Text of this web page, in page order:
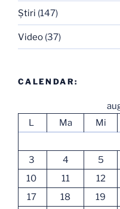
Ştiri (147)
Video (37)
CALENDAR:
L
Ma Mi
3
4 5
10
11 12
17
18 19